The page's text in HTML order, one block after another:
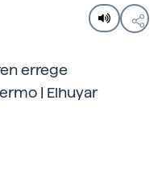
errege
| Elhuyar